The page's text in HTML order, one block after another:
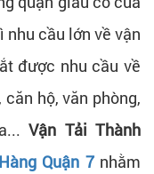
nhu cầu lớn về vận
được nhu cầu về
hộ, văn phòng,
Vận Tải Thành
Quận 7nhằm